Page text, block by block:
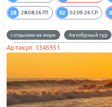
28 28.08.26 ПТ. 02 02.09.26 СР.
с отдыхом на море Автобусный тур
Артикул: 1345951